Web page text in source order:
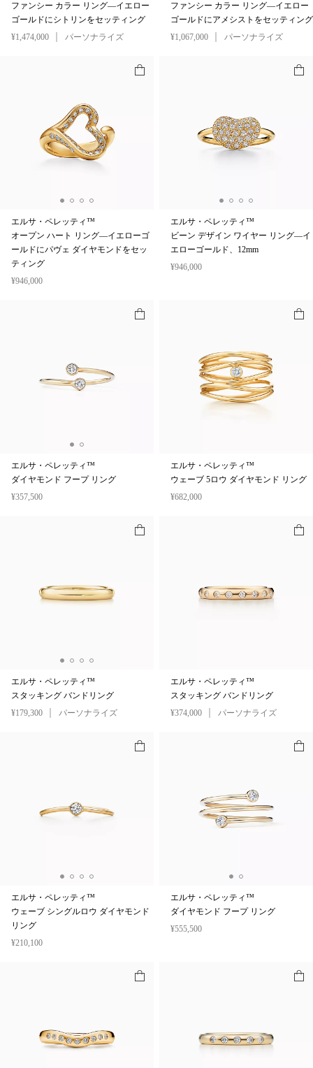
ファンシー カラー リング—イエロー
ゴールドにシトリンをセッティング
¥1,474,000
パーソナライズ
ファンシー カラー リング—イエロー
ゴールドにアメシストをセッティング
¥1,067,000
パーソナライズ
エルサ・ペレッティ™
オープン ハート リング—イエローゴ
ールドにパヴェ ダイヤモンドをセッ
ティング
¥946,000
エルサ・ペレッティ™
ビーン デザイン ワイヤー リング—イ
エローゴールド、12mm
¥946,000
エルサ・ペレッティ™
ダイヤモンド フープ リング
¥357,500
エルサ・ペレッティ™
ウェーブ 5ロウ ダイヤモンド リング
¥682,000
エルサ・ペレッティ™
スタッキング バンドリング
¥179,300
パーソナライズ
エルサ・ペレッティ™
スタッキング バンドリング
¥374,000
パーソナライズ
エルサ・ペレッティ™
ウェーブ シングルロウ ダイヤモンド
リング
¥210,100
エルサ・ペレッティ™
ダイヤモンド フープ リング
¥555,500